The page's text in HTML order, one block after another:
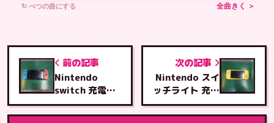
↻ べつの曲にする 全曲きく ＞
前の記事
Nintendo
switch 充電ジ
ャック交換修理
次の記事
Nintendo スイ
ッチライト 充電
ジャック交換修
理